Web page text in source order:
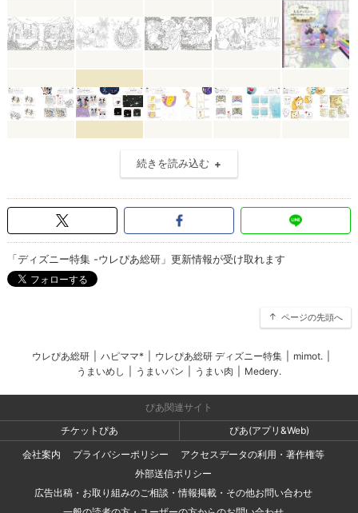
続きを読み込む
「ディズニー特集 -ウレぴあ総研」更新情報が受け取れます
ページの先頭へ
ウレぴあ総研 ハピママ* ウレぴあ総研 ディズニー特集 mimot.
うまいめし
うまいパン うまい肉 Medery.
ぴあ関連サイト
チケットぴあ
ぴあ(アプリ&Web)
会社案内
プライバシーポリシー
アクセスデータの利用・著作権等
外部送信ポリシー
広告出稿・お取り組みのご相談・情報掲載・その他お問い合わせ